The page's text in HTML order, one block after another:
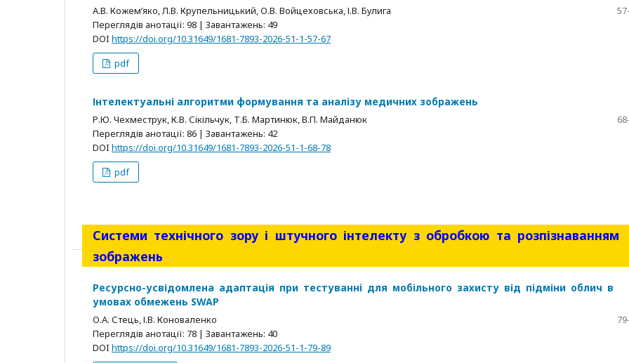
А.В. Кожем’яко, Л.В. Крупельницький, О.В. Войцеховська, І.В. Булига
Переглядів анотації: 98 | Завантажень: 49
DOI https://doi.org/10.31649/1681-7893-2026-51-1-57-67
pdf
Інтелектуальні алгоритми формування та аналізу медичних зображень
Р.Ю. Чехместрук, К.В. Сікільчук, Т.Б. Мартинюк, В.П. Майданюк
Переглядів анотації: 86 | Завантажень: 42
DOI https://doi.org/10.31649/1681-7893-2026-51-1-68-78
pdf
Системи технічного зору і штучного інтелекту з обробкою та розпізнаванням
зображень
Ресурсно-усвідомлена адаптація при тестуванні для мобільного захисту від підміни облич в
умовах обмежень SWAP
О.А. Стець, І.В. Коноваленко
Переглядів анотації: 78 | Завантажень: 40
DOI https://doi.org/10.31649/1681-7893-2026-51-1-79-89